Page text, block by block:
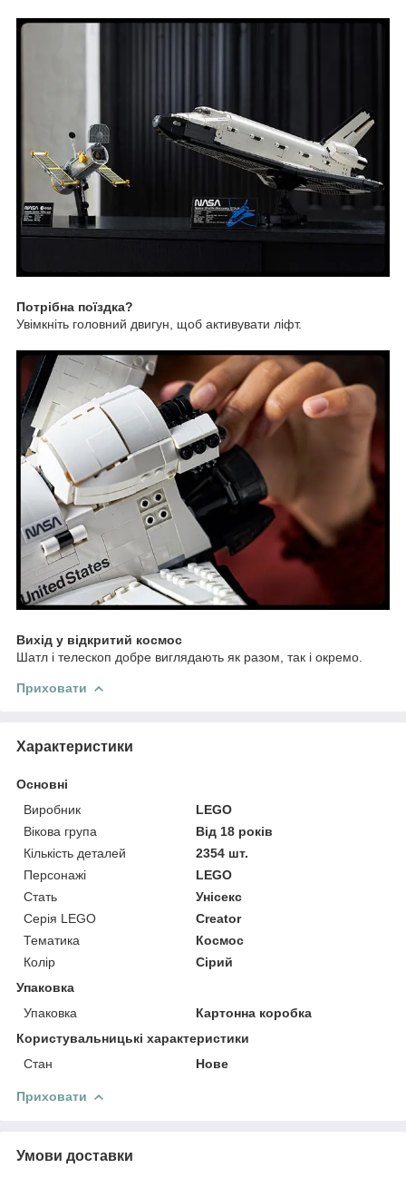
Потрібна поїздка?
Увімкніть головний двигун, щоб активувати ліфт.
Вихід у відкритий космос
Шатл і телескоп добре виглядають як разом, так і окремо.
Приховати
Характеристики
Основні
Виробник
LEGO
Вікова група
Від 18 років
Кількість деталей
2354 шт.
Персонажі
LEGO
Стать
Унісекс
Серія LEGO
Creator
Тематика
Космос
Колір
Сірий
Упаковка
Упаковка
Картонна коробка
Користувальницькі характеристики
Стан
Нове
Приховати
Умови доставки